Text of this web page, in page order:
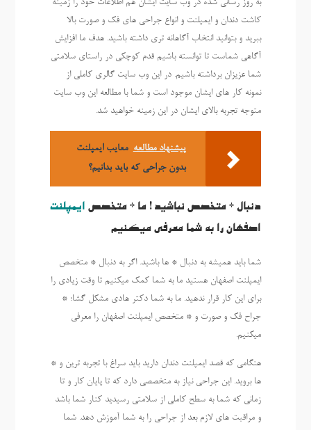
به روز رسانی شده در وب سایت ایشان هم اطلاعات خود را زمینه
کاشت دندان و ایمپلنت و انواع جراحی های فک و صورت بالا
ببرید و بتوانید انتخاب آگاهانه تری داشته باشید. هدف ما افزایش
آگاهی شماست تا توانسته باشیم قدم کوچکی در راستای سلامتی
شما عزیزان برداشته باشیم. در این وب سایت گالری کاملی از
نمونه کار های ایشان موجود است و شما با مطالعه این وب سایت
متوجه تجربه بالای ایشان در این زمینه خواهید شد.
پیشنهاد مطالعه معایب ایمپلنت
بدون جراحی که باید بدانیم؟
دنبال * متخصص نباشید! ما * متخصص ایمپلنت
اصفهان را به شما معرفی میکنیم
شما باید همیشه به دنبال * ها باشید. اگر به دنبال * متخصص
ایمپلنت اصفهان هستید ما به شما کمک میکنیم تا وقت زیادی را
برای این کار قرار ندهید. ما به شما دکتر هادی مشکل گشا؛ *
جراح فک و صورت و * متخصص ایمپلنت اصفهان را معرفی
میکنیم.
هنگامی که قصد ایمپلنت دندان دارید باید سراغ با تجربه ترین و *
ها بروید. این جراحی نیاز به متخصصی دارد که تا پایان کار و تا
زمانی که شما به سطح کاملی از سلامتی رسیدید کنار شما باشد
و مراقبت های لازم بعد از جراحی را به شما آموزش دهد. شما